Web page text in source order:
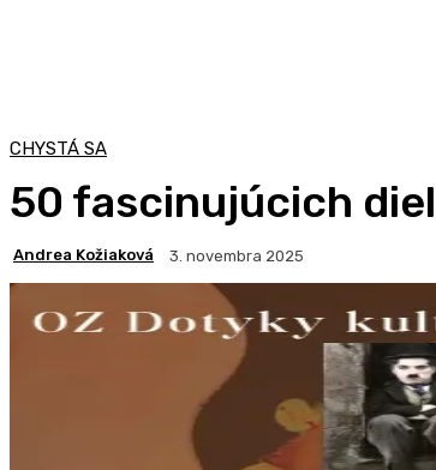
CHYSTÁ SA
50 fascinujúcich
Andrea Kožiaková 3. novembra 2025